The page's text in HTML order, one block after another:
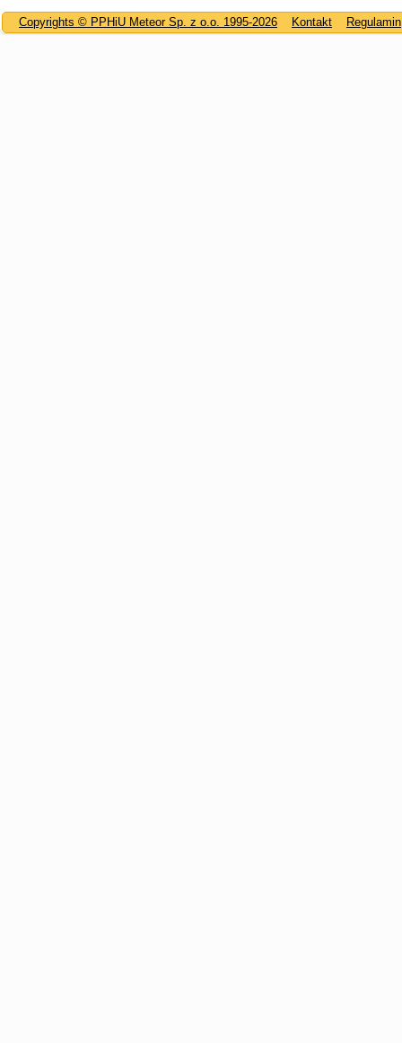
Copyrights © PPHiU Meteor Sp. z o.o. 1995-2026 Kontakt Regulamin